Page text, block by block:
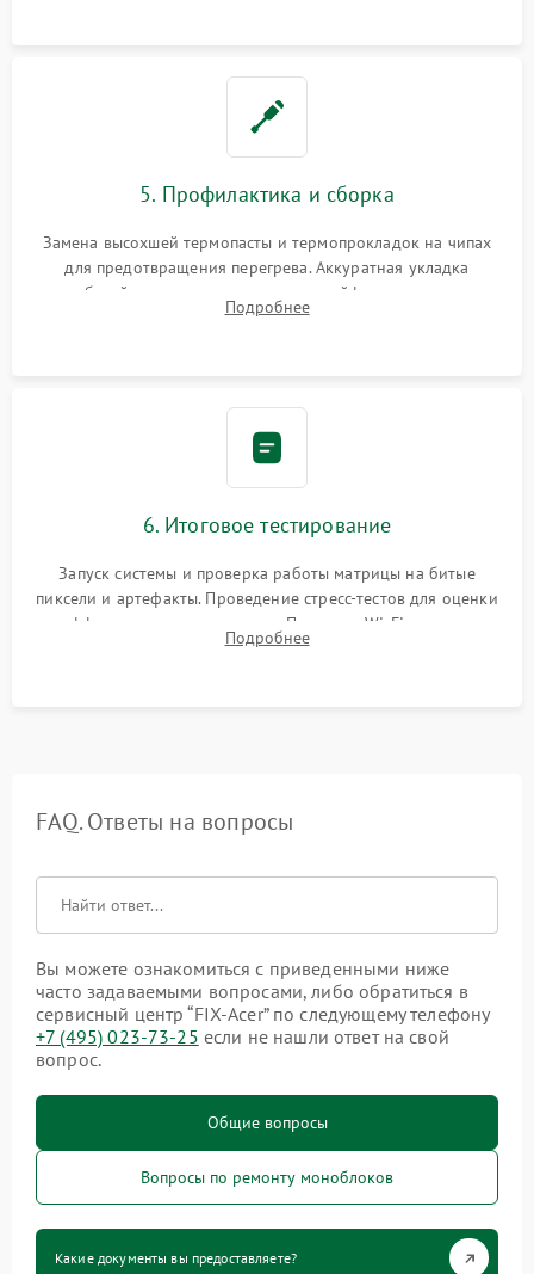
5. Профилактика и сборка
Замена высохшей термопасты и термопрокладок на чипах
для предотвращения перегрева. Аккуратная укладка
кабелей, подключение хрупких шлейфов матрицы и
надежная фиксация всех элементов внутри корпуса
Подробнее
6. Итоговое тестирование
Запуск системы и проверка работы матрицы на битые
пиксели и артефакты. Проведение стресс-тестов для оценки
эффективности охлаждения. Проверка Wi-Fi, камеры,
микрофона и всех портов перед выдачей устройства.
Подробнее
FAQ. Ответы на вопросы
Вы можете ознакомиться с приведенными ниже
часто задаваемыми вопросами, либо обратиться в
сервисный центр “FIX-Acer” по следующему телефону
+7 (495) 023-73-25 если не нашли ответ на свой
вопрос.
Общие вопросы
Вопросы по ремонту моноблоков
Какие документы вы предоставляете?